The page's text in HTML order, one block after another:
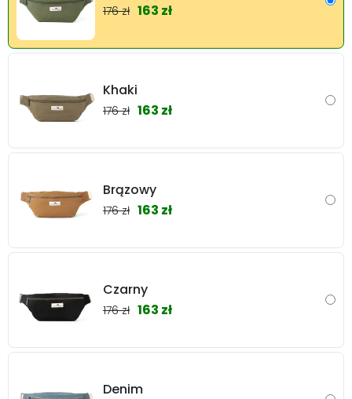
176 zł 163 zł
Khaki
176 zł 163 zł
Brązowy
176 zł 163 zł
Czarny
176 zł 163 zł
Denim